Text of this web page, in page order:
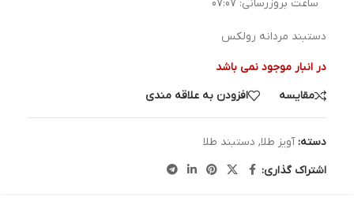
ساعت بروزرسانی: 07:07
دستبند مردانه رولکس
در انبار موجود نمی باشد
مقایسه
افزودن به علاقه مندی
دسته: آویز طلا, دستبند طلا
اشتراک گذاری: